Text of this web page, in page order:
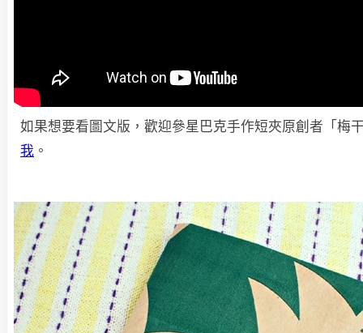
如果想要看圖文版，歡迎參星巴克手作短夾原創者「梅
我 。